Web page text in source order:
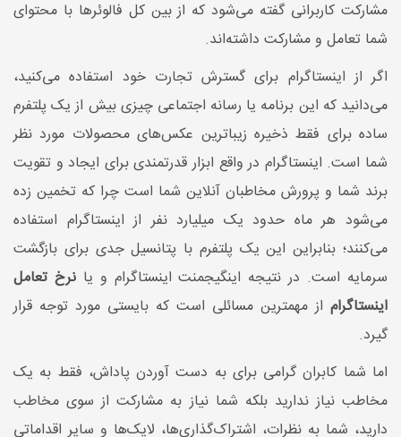
مشارکت کاربرانی گفته می‌شود که از بین کل فالوئرها با محتوای
شما تعامل و مشارکت داشته‌اند.
اگر از اینستاگرام برای گسترش تجارت خود استفاده می‌کنید،
می‌دانید که این برنامه یا رسانه اجتماعی چیزی بیش از یک پلتفرم
ساده برای فقط ذخیره زیباترین عکس‌های محصولات مورد نظر
شما است. اینستاگرام در واقع ابزار قدرتمندی برای ایجاد و تقویت
برند شما و پرورش مخاطبان آنلاین شما است چرا که تخمین زده
می‌شود هر ماه حدود یک میلیارد نفر از اینستاگرام استفاده
می‌کنند؛ بنابراین این یک پلتفرم با پتانسیل جدی برای بازگشت
سرمایه است. در نتیجه اینگیجمنت اینستاگرام و یانرخ تعامل
اینستاگرام از مهمترین مسائلی است که بایستی مورد توجه قرار
گیرد.
اما شما کابران گرامی برای به دست آوردن پاداش، فقط به یک
مخاطب نیاز ندارید بلکه شما نیاز به مشارکت از سوی مخاطب
دارید، شما به نظرات، اشتراک‌گذاری‌ها، لایک‌ها و سایر اقداماتی